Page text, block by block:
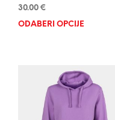
30.00 €
ODABERI OPCIJE